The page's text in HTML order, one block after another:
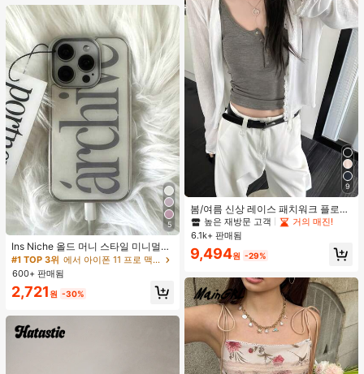
5
Ins Niche 올드 머니 스타일 미니멀리
스트 영국식 전기 도금 실버 엣지 풀
커버리지 휴대폰 케이스, 아이폰 16 프
로 맥스, 애플 17 프로 맥스, 1/3/12/11,
14 프로 호환 (태그 없음)
#1 TOP 3위
에서 아이폰 11 프로 맥스 패션 폰 케이스
600+ 판매됨
2,721 원 -30%
9
봄/여름 신상 레이스 패치워크 플로럴
트림 소프트 니트 가디건 경량 재킷 탑
여성용 화이트, 에스테틱
높은 재방문 고객
거의 매진!
50+ 명 "봄철 적합"
높은 재방문 고객
거의 매진!
50+ 명 "봄철 적합"
높은 재방문 고객
거의 매진!
50+ 명 "봄철 적합"
높은 재방문 고객
50+ 명 "봄철 적합"
6.1k+ 판매됨
9,494원 -29%